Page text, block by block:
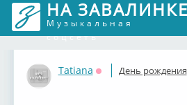
НА ЗАВАЛИНКЕ
Музыкальная
соцсеть
Tatiana
Оффлайн
День рождения